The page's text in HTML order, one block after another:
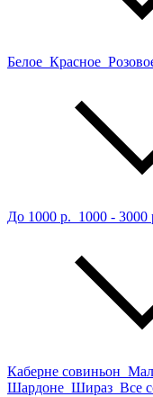
Белое Красное
До 1000 р. 1000 - 3000
Каберне совиньон
Шардоне Шираз Все